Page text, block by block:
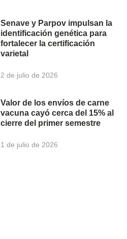
Senave y Parpov impulsan la
identificación genética para
fortalecer la certificación
varietal
2 de julio de 2026
Valor de los envíos de carne
vacuna cayó cerca del 15% al
cierre del primer semestre
1 de julio de 2026